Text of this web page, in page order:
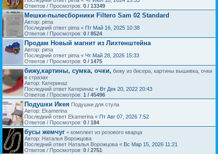
Ответов / Просмотров: 0 / 13349
Мешки-пылесборники Filtero Sam 02 Standard
Автор: pima
Последний ответ pima « Пт Май 16, 2025 10:38
Ответов / Просмотров: 0 / 8524
Продам Новый магнит из Лихтенштейна
Автор: pima
Последний ответ pima « Чт Май 28, 2026 15:33
Ответов / Просмотров: 0 / 1475
бижу,картины, сумка, очки, бижу из бисера, картины вышивка, очки
в стразах
Автор: Катеринаz
Последний ответ Катеринаz « Вт Дек 20, 2022 20:43
Ответов / Просмотров: 1 / 45496
Подушки Икея Подушки для стула
Автор: Ekamerina
Последний ответ Ekamerina « Пт Авг 07, 2026 7:52
Ответов / Просмотров: 0 / 184
бусы жемчуг + комплект из розового кварца
Автор: Наталья Ворожцова
Последний ответ Наталья Ворожцова « Вс Мар 15, 2026 11:21
Ответов / Просмотров: 0 / 2751